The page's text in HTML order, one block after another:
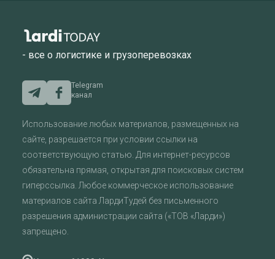
- все о логистике и грузоперевозках
Telegram
канал
Использование любых материалов, размещенных на
сайте, разрешается при условии ссылки на
соответствующую статью. Для интернет-ресурсов
обязательна прямая, открытая для поисковых систем
гиперссылка. Любое коммерческое использование
материалов сайта ЛардиТудей без письменного
разрешения администрации сайта («ТОВ «Ларди»)
запрещено.